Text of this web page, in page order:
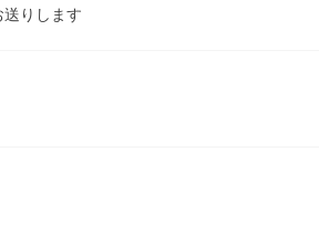
りします